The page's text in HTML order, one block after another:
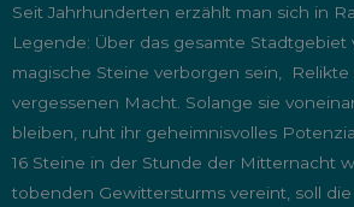
Seit Jahrhunderten erzählt man sich in
Legende: Über das gesamte Stadtgebiet
magische Steine verborgen sein, Relikte
vergessenen Macht. Solange sie
bleiben, ruht ihr geheimnisvolles
16 Steine in der Stunde der Mitternacht
tobenden Gewittersturms vereint, soll